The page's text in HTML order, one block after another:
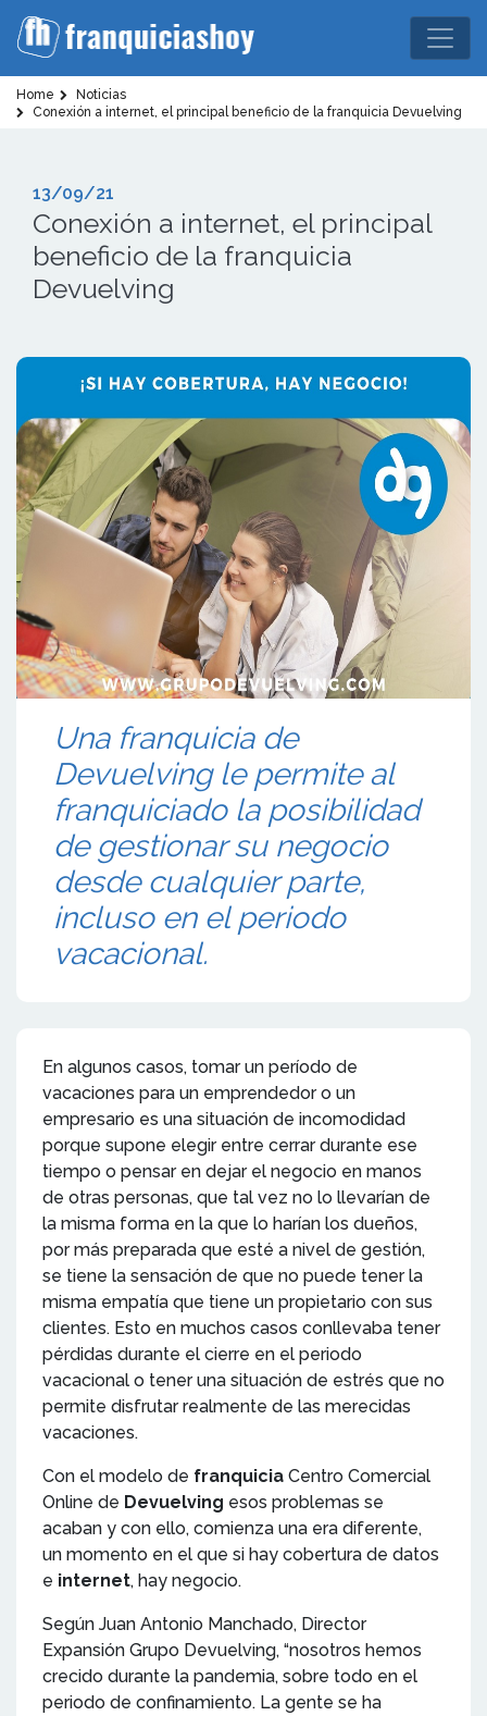
Home
Noticias
Conexión a internet, el principal beneficio de la franquicia Devuelving
13/09/21
Conexión a internet, el principal
beneficio de la franquicia
Devuelving
Una franquicia de
Devuelving le permite al
franquiciado la posibilidad
de gestionar su negocio
desde cualquier parte,
incluso en el periodo
vacacional.
En algunos casos, tomar un período de
vacaciones para un emprendedor o un
empresario es una situación de incomodidad
porque supone elegir entre cerrar durante ese
tiempo o pensar en dejar el negocio en manos
de otras personas, que tal vez no lo llevarían de
la misma forma en la que lo harían los dueños,
por más preparada que esté a nivel de gestión,
se tiene la sensación de que no puede tener la
misma empatía que tiene un propietario con sus
clientes. Esto en muchos casos conllevaba tener
pérdidas durante el cierre en el periodo
vacacional o tener una situación de estrés que no
permite disfrutar realmente de las merecidas
vacaciones.
Con el modelo de franquicia Centro Comercial
Online de Devuelving esos problemas se
acaban y con ello, comienza una era diferente,
un momento en el que si hay cobertura de datos
e internet, hay negocio.
Según Juan Antonio Manchado, Director
Expansión Grupo Devuelving, “nosotros hemos
crecido durante la pandemia, sobre todo en el
periodo de confinamiento. La gente se ha